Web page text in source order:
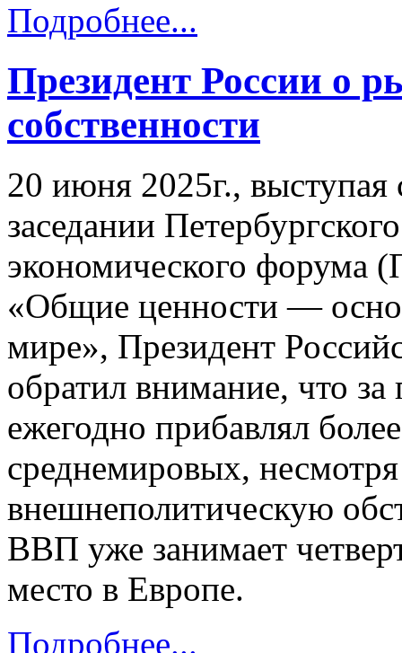
Подробнее...
Президент России о
собственности
20 июня 2025г.,
заседании
экономического форума
«Общие ценности —
мире», Президент
обратил внимание, что
ежегодно прибавлял
среднемировых,
внешнеполитическую
ВВП уже занимает
место в Европе.
Подробнее...